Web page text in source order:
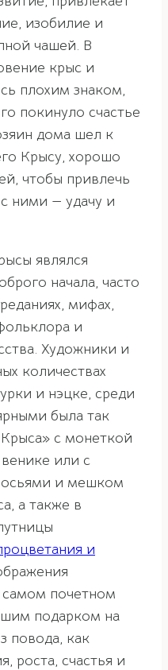
изобилие и
чашей. В
крыс и
плохим знаком,
покинуло счастье
дома шел к
Крысу, хорошо
чтобы привлечь
ними — удачу и
являлся
начала, часто
мифах,
и
Художники и
количествах
и нэцке, среди
была так
с монеткой
или с
и мешком
а также в
и
почетном
подарком на
повода, как
роста, счастья и